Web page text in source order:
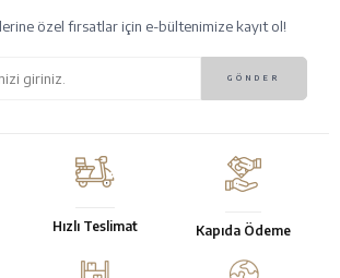
özel fırsatlar için e-bültenimize kayıt ol!
Hızlı Teslimat Kapıda Ödeme